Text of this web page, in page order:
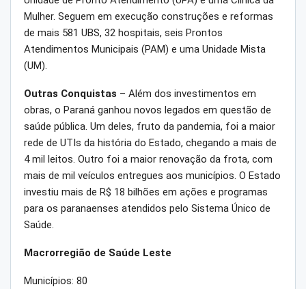
Mulher. Seguem em execução construções e reformas
de mais 581 UBS, 32 hospitais, seis Prontos
Atendimentos Municipais (PAM) e uma Unidade Mista
(UM).
Outras Conquistas – Além dos investimentos em
obras, o Paraná ganhou novos legados em questão de
saúde pública. Um deles, fruto da pandemia, foi a maior
rede de UTIs da história do Estado, chegando a mais de
4 mil leitos. Outro foi a maior renovação da frota, com
mais de mil veículos entregues aos municípios. O Estado
investiu mais de R$ 18 bilhões em ações e programas
para os paranaenses atendidos pelo Sistema Único de
Saúde.
Macrorregião de Saúde Leste
Municípios: 80